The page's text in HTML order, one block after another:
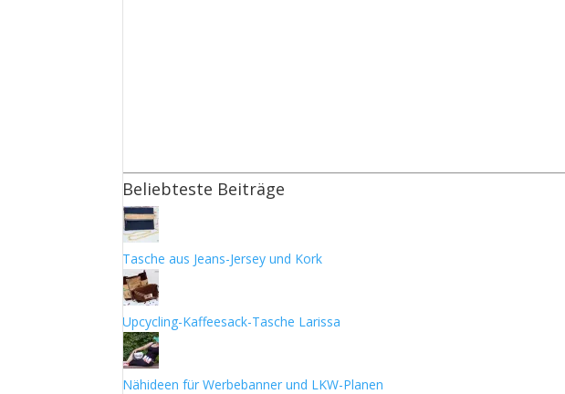
Beliebteste Beiträge
Tasche aus Jeans-Jersey und Kork
Upcycling-Kaffeesack-Tasche Larissa
Nähideen für Werbebanner und LKW-Planen